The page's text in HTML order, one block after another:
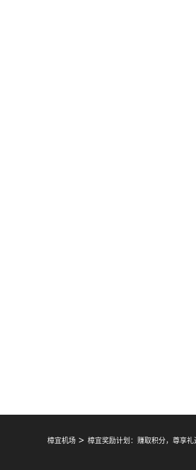
樟宜机场 樟宜奖励计划：赚取积分，尊享礼